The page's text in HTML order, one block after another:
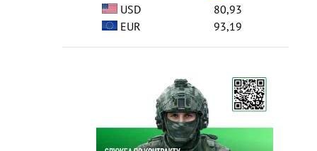
USD
80,93
EUR
93,19